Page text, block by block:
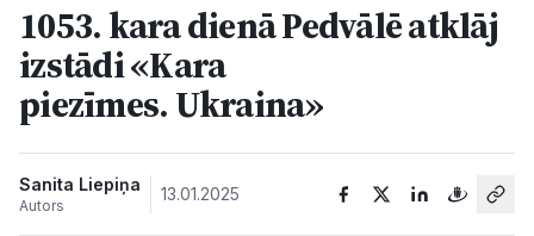
Ziņas
Sabiedrība
1053. kara dienā Pedvālē atklāj
izstādi «Kara
piezīmes. Ukraina»
Sanita Liepiņa
Autors
13.01.2025